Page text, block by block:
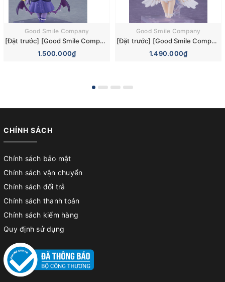
Good Smile Company
[Đặt trước] [Good Smile Company] Mô hình nhân vật Blue Archive Nendoroid 3110 Hina Sorasaki Dress Basic Figure (+Bonus)
1.500.000₫
Good Smile Company
[Đặt trước] [Good Smile Company] Mô hình nhân vật Blue Archive Nendoroid 3084 Mika Misono Swimsuit Basic Figure (Bonus)
1.490.000₫
CHÍNH SÁCH
Chính sách bảo mật
Chính sách vận chuyển
Chính sách đổi trả
Chính sách thanh toán
Chính sách kiểm hàng
Quy định sử dụng